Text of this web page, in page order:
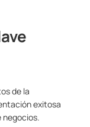
de la
exitosa
negocios.